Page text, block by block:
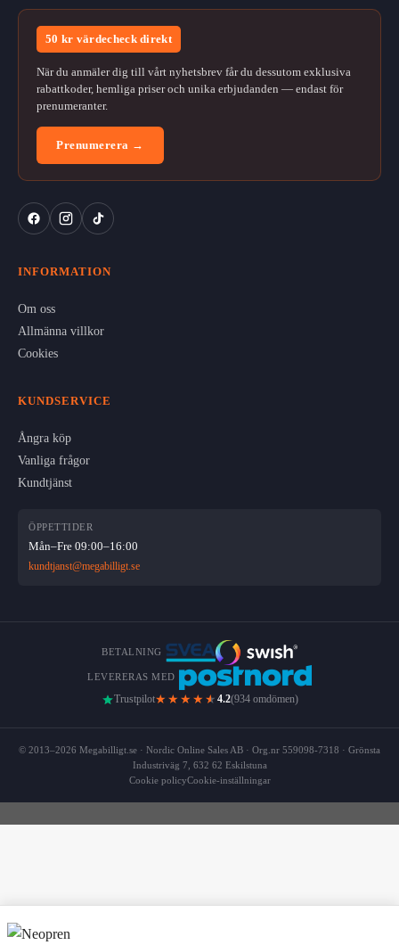
50 kr värdecheck direkt
När du anmäler dig till vårt nyhetsbrev får du dessutom exklusiva
rabattkoder, hemliga priser och unika erbjudanden — endast för
prenumeranter.
Prenumerera →
INFORMATION
Om oss
Allmänna villkor
Cookies
KUNDSERVICE
Ångra köp
Vanliga frågor
Kundtjänst
ÖPPETTIDER
Mån–Fre 09:00–16:00
kundtjanst@megabilligt.se
BETALNING
LEVERERAS MED
Trustpilot★★★★ ★ 4.2(934 omdömen)
© 2013–2026 Megabilligt.se · Nordic Online Sales AB · Org.nr 559098-7318 · Grönsta
Industriväg 7, 632 62 Eskilstuna
Cookie policyCookie-inställningar